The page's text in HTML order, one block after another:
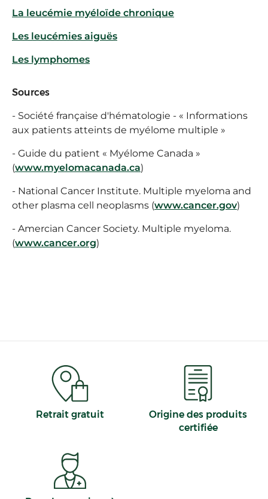
La leucémie myéloïde chronique
Les leucémies aiguës
Les lymphomes
Sources
- Société française d'hématologie - « Informations
aux patients atteints de myélome multiple »
- Guide du patient « Myélome Canada »
(www.myelomacanada.ca)
- National Cancer Institute. Multiple myeloma and
other plasma cell neoplasms (www.cancer.gov)
- Amercian Cancer Society. Multiple myeloma.
(www.cancer.org)
Retrait gratuit
Origine des produits
certifiée